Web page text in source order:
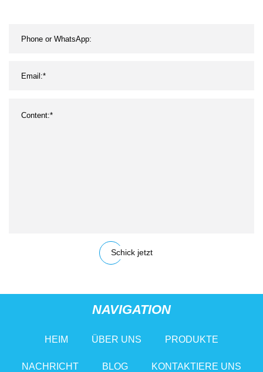
Schick jetzt
NAVIGATION
HEIM ÜBER UNS PRODUKTE
NACHRICHT BLOG KONTAKTIERE UNS